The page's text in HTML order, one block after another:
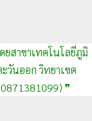
สาขาเทคโนโลยีภูมิ
วันออก วิทยาเขต
❞